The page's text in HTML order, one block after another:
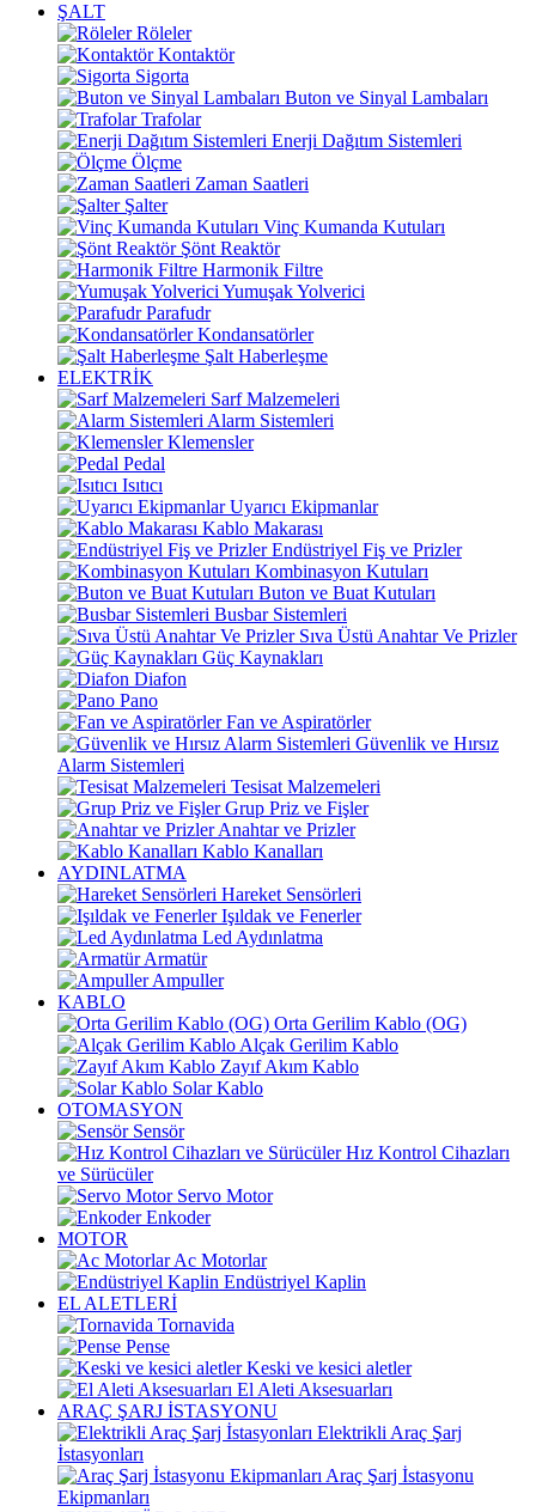
ŞALT
Röleler
Kontaktör
Sigorta
Buton ve Sinyal Lambaları
Trafolar
Enerji Dağıtım Sistemleri
Ölçme
Zaman Saatleri
Şalter
Vinç Kumanda Kutuları
Şönt Reaktör
Harmonik Filtre
Yumuşak Yolverici
Parafudr
Kondansatörler
Şalt Haberleşme
ELEKTRİK
Sarf Malzemeleri
Alarm Sistemleri
Klemensler
Pedal
Isıtıcı
Uyarıcı Ekipmanlar
Kablo Makarası
Endüstriyel Fiş ve Prizler
Kombinasyon Kutuları
Buton ve Buat Kutuları
Busbar Sistemleri
Sıva Üstü Anahtar Ve Prizler
Güç Kaynakları
Diafon
Pano
Fan ve Aspiratörler
Güvenlik ve Hırsız
Alarm Sistemleri
Tesisat Malzemeleri
Grup Priz ve Fişler
Anahtar ve Prizler
Kablo Kanalları
AYDINLATMA
Hareket Sensörleri
Işıldak ve Fenerler
Led Aydınlatma
Armatür
Ampuller
KABLO
Orta Gerilim Kablo (OG)
Alçak Gerilim Kablo
Zayıf Akım Kablo
Solar Kablo
OTOMASYON
Sensör
Hız Kontrol Cihazları
ve Sürücüler
Servo Motor
Enkoder
MOTOR
Ac Motorlar
Endüstriyel Kaplin
EL ALETLERİ
Tornavida
Pense
Keski ve kesici aletler
El Aleti Aksesuarları
ARAÇ ŞARJ İSTASYONU
Elektrikli Araç Şarj
İstasyonları
Araç Şarj İstasyonu
Ekipmanları